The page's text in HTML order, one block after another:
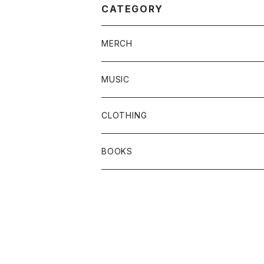
CATEGORY
MERCH
MUSIC
Vinyl
CD
CLOTHING
T-SHIRTS
BOOKS